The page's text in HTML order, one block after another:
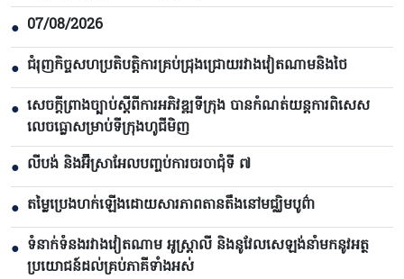
● 07/08/2026
● ជំរុញកិច្ចសហប្រតិបត្តិការគ្រប់ជ្រុងជ្រោយរវាងវៀតណាមនិងថៃ
● សេចក្តីព្រាងច្បាប់ស្តីពីការអភិវឌ្ឍទីក្រុង បាន​កំណត់យន្តការពិសេស
លេចធ្លោសម្រាប់ទីក្រុងហូជីមិញ
● លីបង់ និងអ៊ីស្រាអែលបញ្ចប់ការចរចាជុំទី ៧​
● តម្លៃប្រេងហក់ឡើងដោយសារភាពតានតឹងនៅមជ្ឈិមបូព៌ា
● ទំនាក់ទំនងរវាងវៀតណាម អូស្ត្រាលី និងនូវែលសេឡង់នាំមកនូវអត្ថ
ប្រយោជន៍ដល់គ្រប់ភាគីទាំងអស់